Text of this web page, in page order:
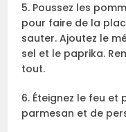
5. Poussez les
pour faire de la
sauter. Ajoutez le
sel et le paprika.
tout.
6. Éteignez le feu
parmesan et de